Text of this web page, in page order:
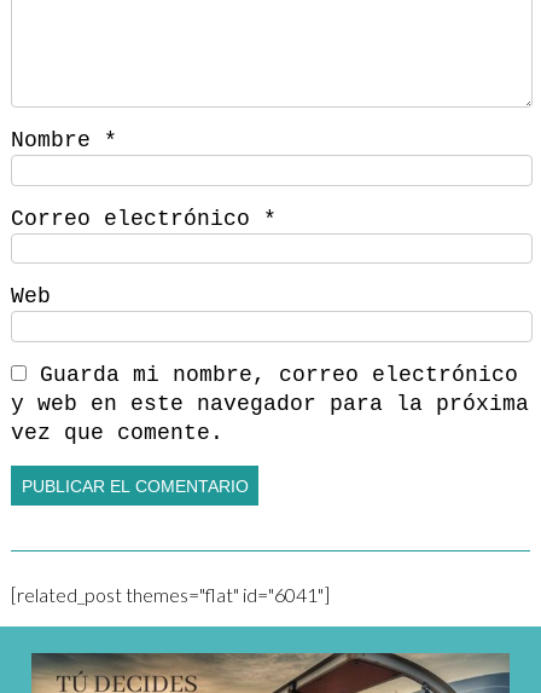
Nombre *
Correo electrónico *
Web
Guarda mi nombre, correo electrónico
y web en este navegador para la próxima
vez que comente.
[related_post themes="flat" id="6041"]